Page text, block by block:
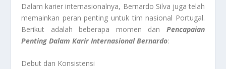
Dalam karier internasionalnya, Bernardo Silva juga telah
memainkan peran penting untuk tim nasional Portugal.
Berikut adalah beberapa momen dan Pencapaian
Penting Dalam Karir Internasional Bernardo:
Debut dan Konsistensi